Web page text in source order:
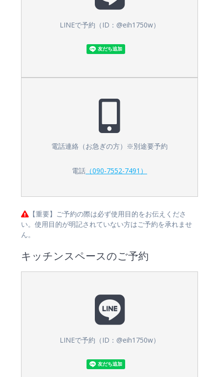
LINEで予約（ID：@eih1750w）
電話連絡（お急ぎの方）※別途要予約
電話 （090-7552-7491）
【重要】ご予約の際は必ず使用目的をお伝えくださ
い。使用目的が明記されていない方はご予約を承れませ
ん。
キッチンスペースのご予約
LINEで予約（ID：@eih1750w）